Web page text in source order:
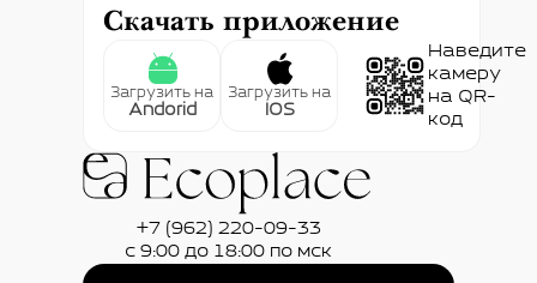
Скачать приложение
Загрузить на
Andorid
Загрузить на
IOS
Наведите
камеру
на QR-
код
+7 (962) 220-09-33
с 9:00 до 18:00 по мск